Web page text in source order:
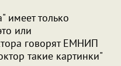
имеет только
или
говорят ЕМНИП
такие картинки"